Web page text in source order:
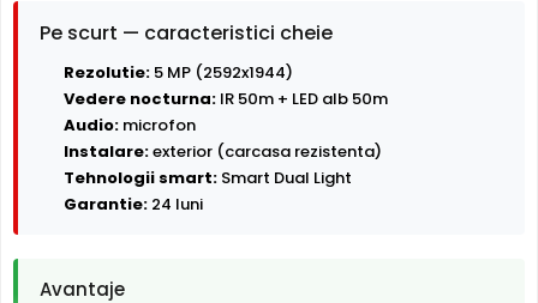
Pe scurt — caracteristici cheie
Rezolutie: 5 MP (2592x1944)
Vedere nocturna: IR 50m + LED alb 50m
Audio: microfon
Instalare:exterior (carcasa rezistenta)
Tehnologii smart: Smart Dual Light
Garantie: 24 luni
Avantaje